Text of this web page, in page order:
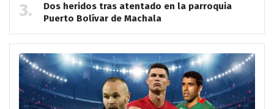
Dos heridos tras atentado en la parroquia
Puerto Bolívar de Machala